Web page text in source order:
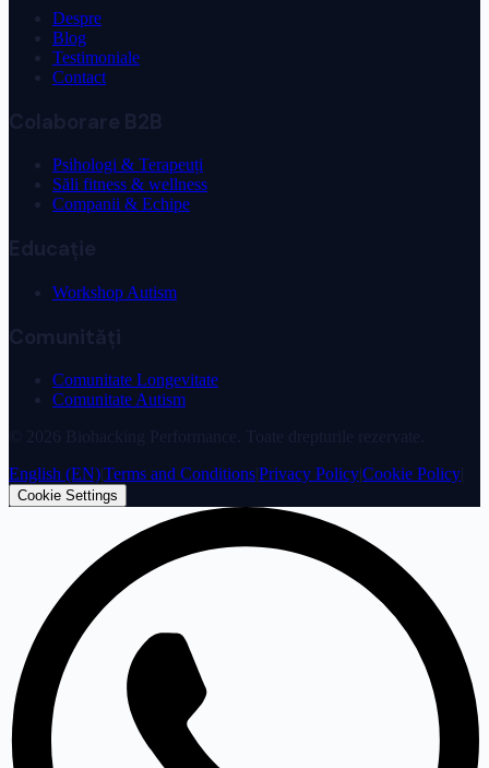
Despre
Blog
Testimoniale
Contact
Colaborare B2B
Psihologi & Terapeuți
Săli fitness & wellness
Companii & Echipe
Educație
Workshop Autism
Comunități
Comunitate Longevitate
Comunitate Autism
English (EN)Terms and ConditionsPrivacy PolicyCookie Policy
Cookie Settings